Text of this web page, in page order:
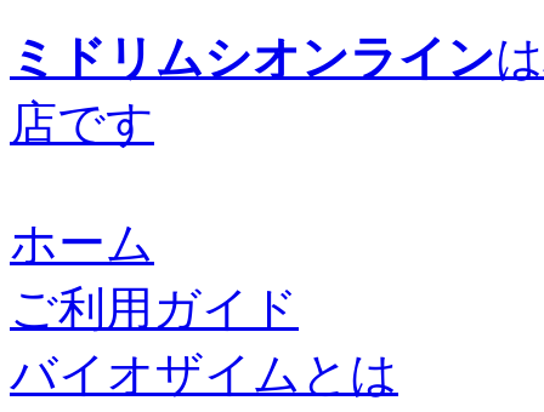
ミドリムシオンラインは
店です
ホーム
ご利用ガイド
バイオザイムとは